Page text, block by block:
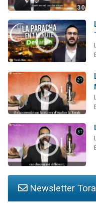
Newsletter